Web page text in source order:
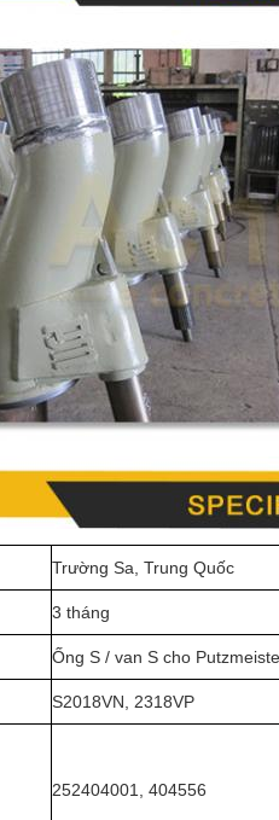
Trường Sa, Trung Quốc
3 tháng
Ống S / van S cho
S2018VN, 2318VP
252404001, 404556